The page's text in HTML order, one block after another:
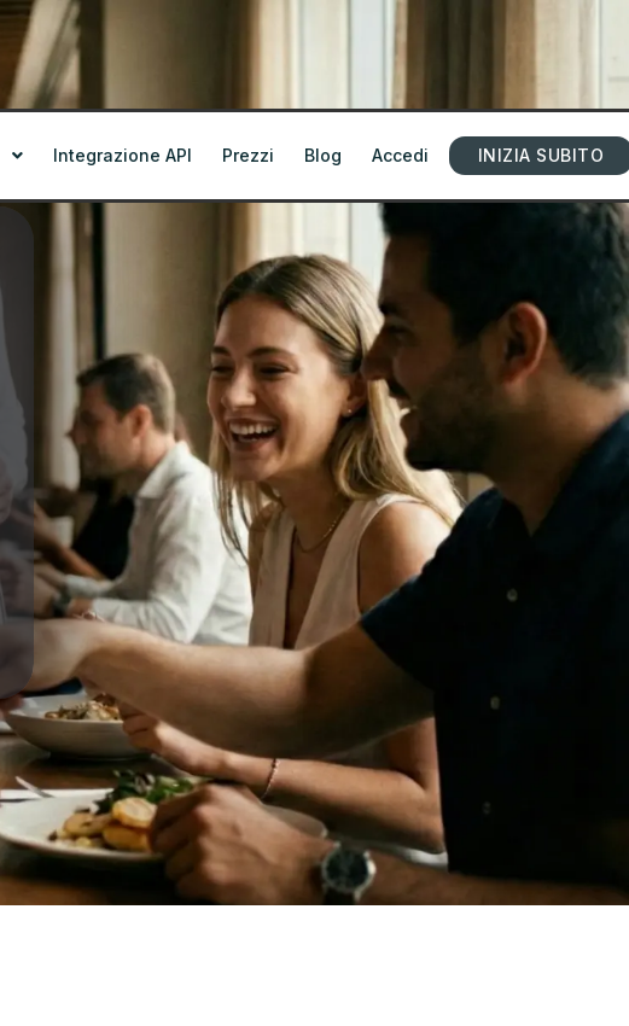
Integrazione API Prezzi Blog Accedi INIZIA SUBITO